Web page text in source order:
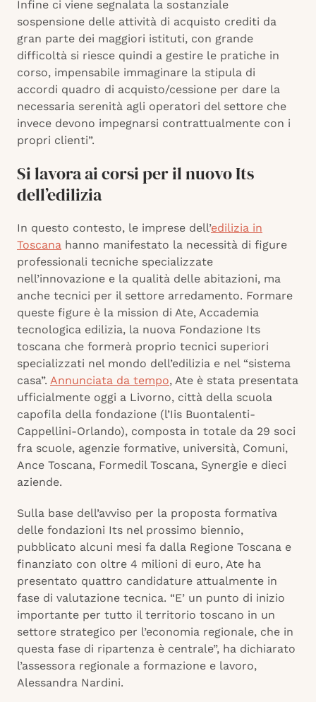
Infine ci viene segnalata la sostanziale
sospensione delle attività di acquisto crediti da
gran parte dei maggiori istituti, con grande
difficoltà si riesce quindi a gestire le pratiche in
corso, impensabile immaginare la stipula di
accordi quadro di acquisto/cessione per dare la
necessaria serenità agli operatori del settore che
invece devono impegnarsi contrattualmente con i
propri clienti”.
Si lavora ai corsi per il nuovo Its
dell’edilizia
In questo contesto, le imprese dell’edilizia in
Toscana hanno manifestato la necessità di figure
professionali tecniche specializzate
nell’innovazione e la qualità delle abitazioni, ma
anche tecnici per il settore arredamento. Formare
queste figure è la mission di Ate, Accademia
tecnologica edilizia, la nuova Fondazione Its
toscana che formerà proprio tecnici superiori
specializzati nel mondo dell’edilizia e nel “sistema
casa”. Annunciata da tempo, Ate è stata presentata
ufficialmente oggi a Livorno, città della scuola
capofila della fondazione (l’Iis Buontalenti-
Cappellini-Orlando), composta in totale da 29 soci
fra scuole, agenzie formative, università, Comuni,
Ance Toscana, Formedil Toscana, Synergie e dieci
aziende.
Sulla base dell’avviso per la proposta formativa
delle fondazioni Its nel prossimo biennio,
pubblicato alcuni mesi fa dalla Regione Toscana e
finanziato con oltre 4 milioni di euro, Ate ha
presentato quattro candidature attualmente in
fase di valutazione tecnica. “E’ un punto di inizio
importante per tutto il territorio toscano in un
settore strategico per l’economia regionale, che in
questa fase di ripartenza è centrale”, ha dichiarato
l’assessora regionale a formazione e lavoro,
Alessandra Nardini.